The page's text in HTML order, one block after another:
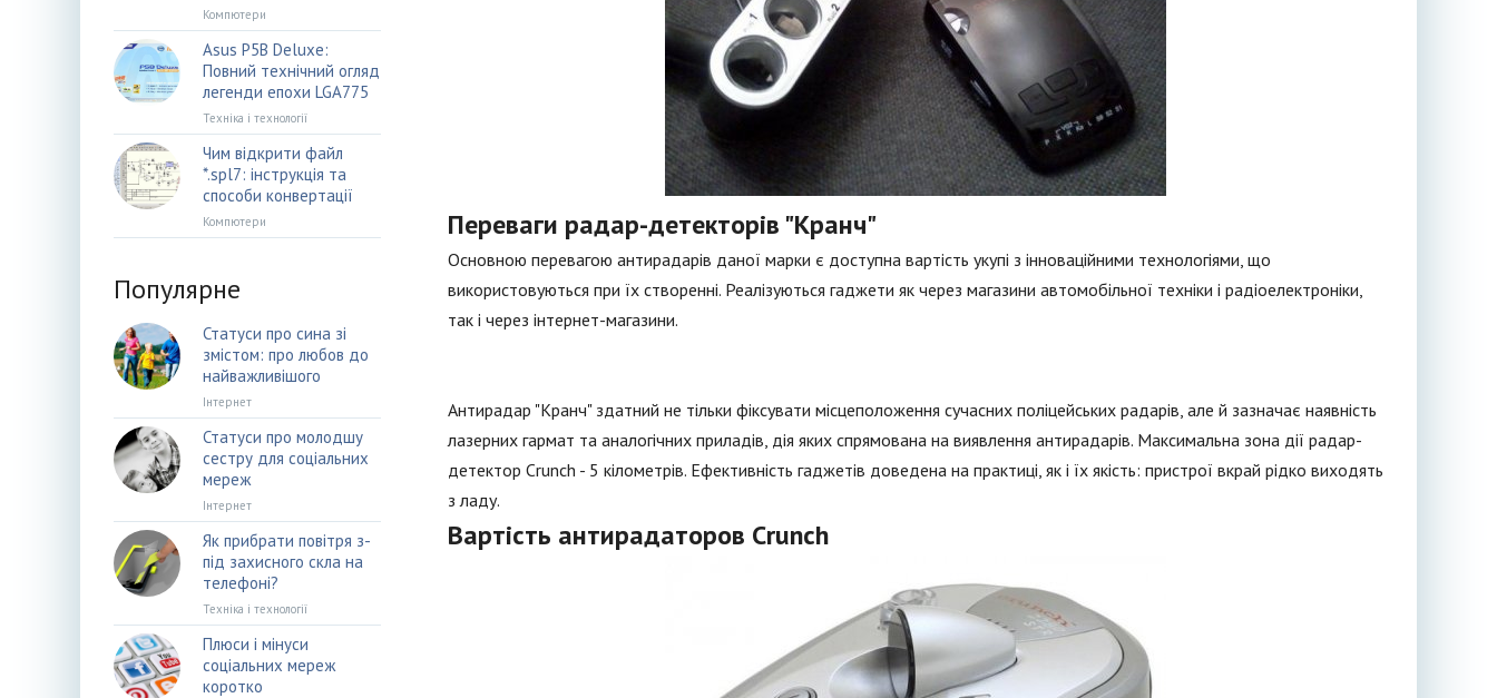
Переваги радар-детекторів "Кранч"
Основною перевагою антирадарів даної марки є доступна вартість укупі з інноваційними технологіями, що
використовуються при їх створенні. Реалізуються гаджети як через магазини автомобільної техніки і радіоелектроніки,
так і через інтернет-магазини.
Антирадар "Кранч" здатний не тільки фіксувати місцеположення сучасних поліцейських радарів, але й зазначає наявність
лазерних гармат та аналогічних приладів, дія яких спрямована на виявлення антирадарів. Максимальна зона дії радар-
детектор Crunch - 5 кілометрів. Ефективність гаджетів доведена на практиці, як і їх якість: пристрої вкрай рідко виходять
з ладу.
Вартість антирадаторов Crunch
Компютери
Asus P5B Deluxe:
Повний технічний огляд
легенди епохи LGA775
Техніка і технології
Чим відкрити файл
*.spl7: інструкція та
способи конвертації
Компютери
Популярне
Статуси про сина зі
змістом: про любов до
найважливішого
Інтернет
Статуси про молодшу
сестру для соціальних
мереж
Інтернет
Як прибрати повітря з-
під захисного скла на
телефоні?
Техніка і технології
Плюси і мінуси
соціальних мереж
коротко